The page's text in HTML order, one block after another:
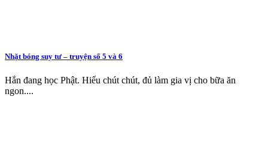
Nhặt bóng suy tư – truyện số 5 và 6
Hắn đang học Phật. Hiểu chút chút, đủ làm gia vị cho bữa ăn
ngon....